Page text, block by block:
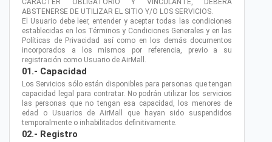
CARÁCTER OBLIGATORIO Y VINCULANTE, DEBERÁ
ABSTENERSE DE UTILIZAR EL SITIO Y/O LOS SERVICIOS.
El Usuario debe leer, entender y aceptar todas las condiciones
establecidas en los Términos y Condiciones Generales y en las
Políticas de Privacidad así como en los demás documentos
incorporados a los mismos por referencia, previo a su
registración como Usuario de AirMall.
01.- Capacidad
Los Servicios sólo están disponibles para personas que tengan
capacidad legal para contratar. No podrán utilizar los servicios
las personas que no tengan esa capacidad, los menores de
edad o Usuarios de AirMall que hayan sido suspendidos
temporalmente o inhabilitados definitivamente.
02.- Registro